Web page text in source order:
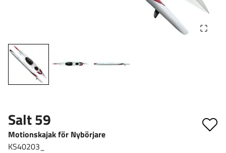
Salt 59
Motionskajak för Nybörjare
KS40203_